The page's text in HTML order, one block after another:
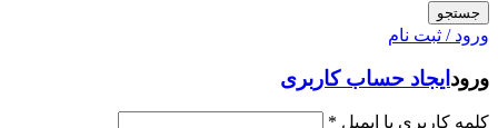
جستجو
ورود / ثبت نام
ورود ایجاد حساب کاربری
کلمه کاربری یا ایمیل *